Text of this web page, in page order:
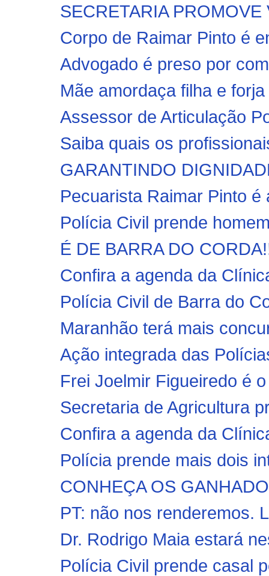
SECRETARIA
Corpo de Raimar Pinto é
Advogado é preso por
Mãe amordaça filha e
Assessor de Articulação
Saiba quais os
GARANTINDO
Pecuarista Raimar Pinto
Polícia Civil prende
É DE BARRA DO
Confira a agenda da
Polícia Civil de Barra do
Maranhão terá mais
Ação integrada das
Frei Joelmir Figueiredo é
Secretaria de Agricultura
Confira a agenda da
Polícia prende mais dois
CONHEÇA OS
PT: não nos renderemos.
Dr. Rodrigo Maia estará
Polícia Civil prende casal